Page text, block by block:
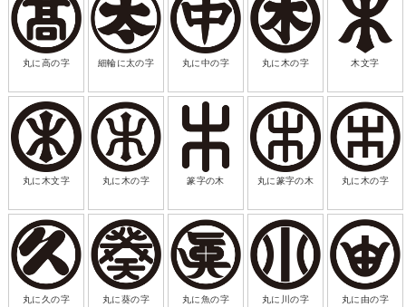
丸に高の字 細輪に太の字 丸に中の字 丸に木の字 木文字
丸に木文字 丸に木の字 篆字の木 丸に篆字の木 丸に木の字
丸に久の字 丸に葵の字 丸に魚の字 丸に川の字 丸に由の字